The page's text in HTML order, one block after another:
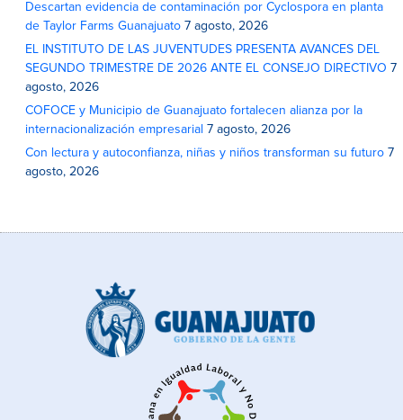
Descartan evidencia de contaminación por Cyclospora en planta
de Taylor Farms Guanajuato 7 agosto, 2026
EL INSTITUTO DE LAS JUVENTUDES PRESENTA AVANCES DEL
SEGUNDO TRIMESTRE DE 2026 ANTE EL CONSEJO DIRECTIVO 7
agosto, 2026
COFOCE y Municipio de Guanajuato fortalecen alianza por la
internacionalización empresarial 7 agosto, 2026
Con lectura y autoconfianza, niñas y niños transforman su futuro 7
agosto, 2026